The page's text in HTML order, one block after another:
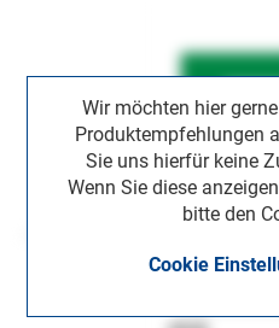
Wir möchten hier
Produktempfehlungen
Sie uns hierfür keine
Wenn Sie diese
bitte den
Cookie